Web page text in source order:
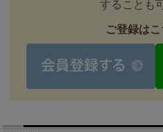
することも
ご登録は